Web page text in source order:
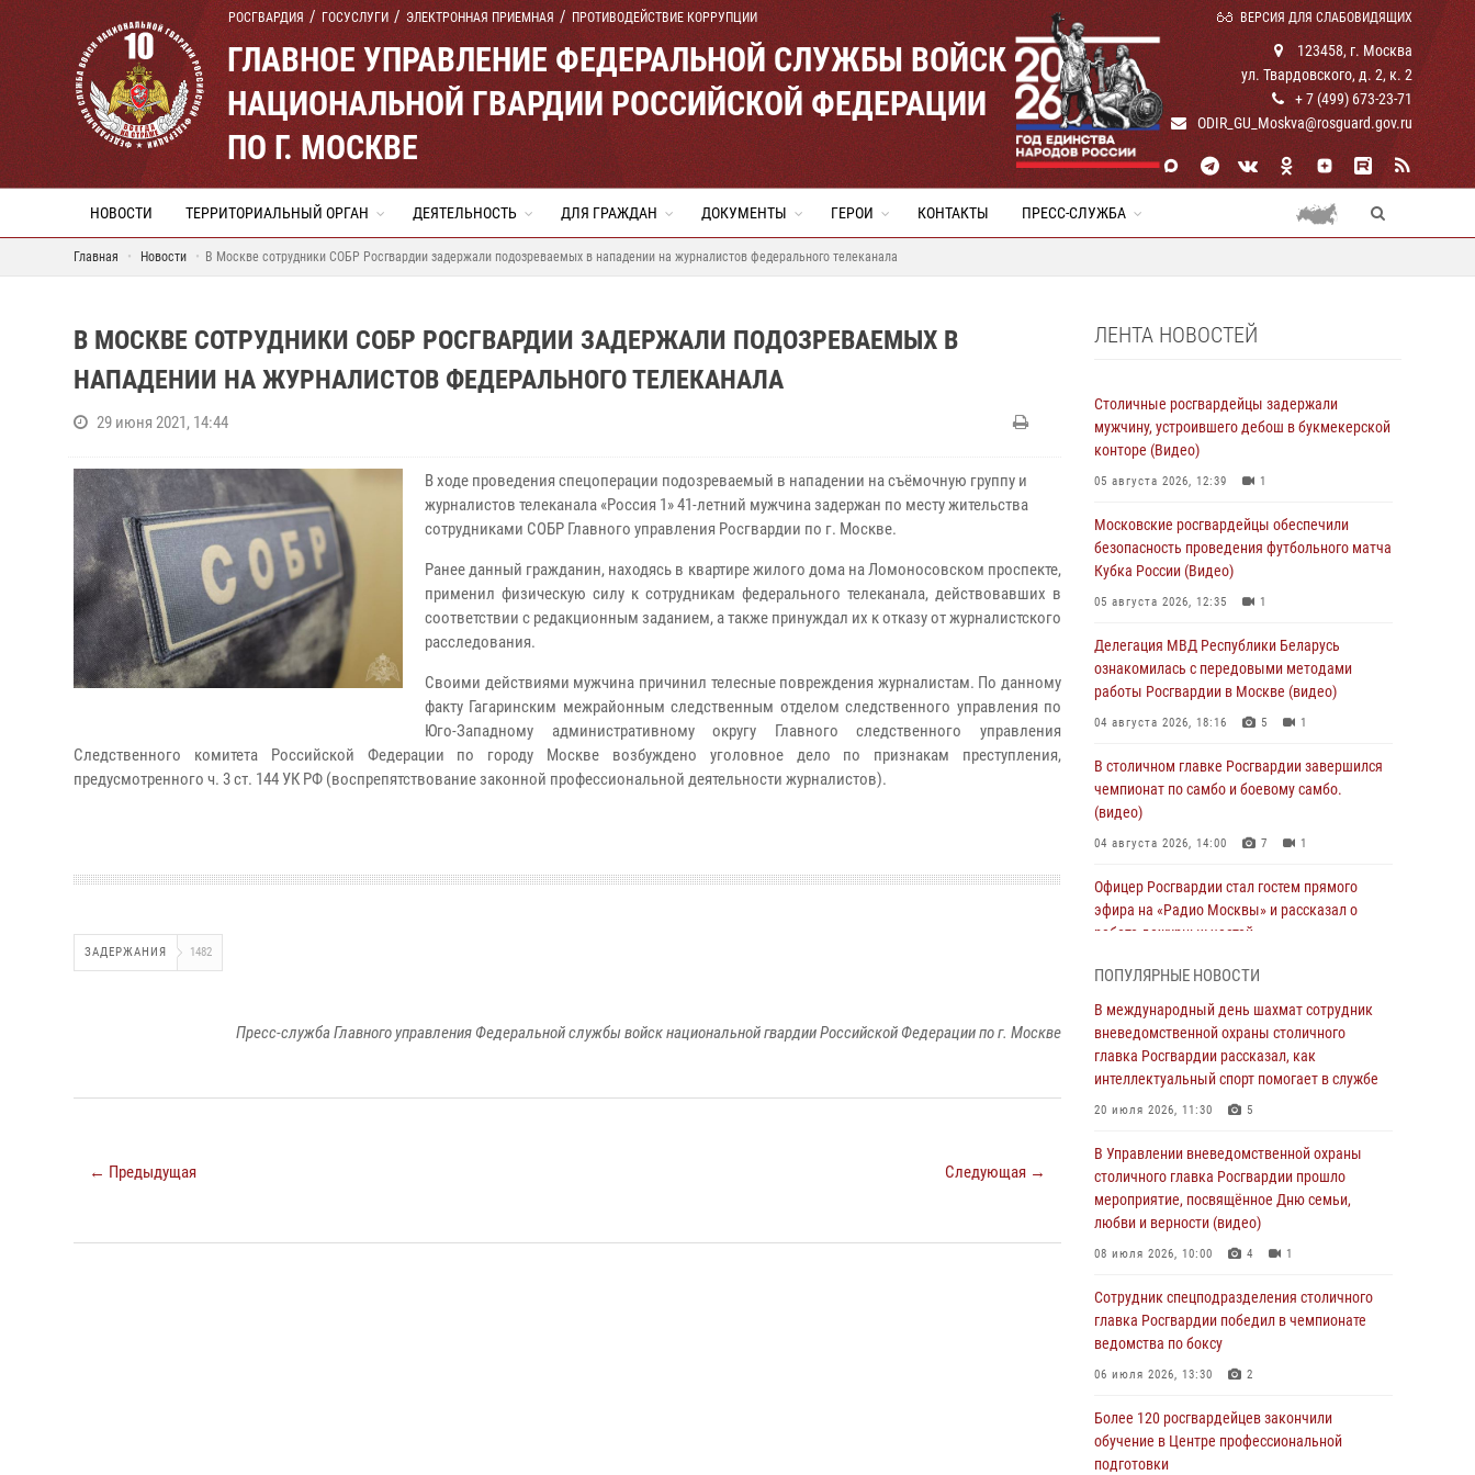
РОСГВАРДИЯ ГОСУСЛУГИ ЭЛЕКТРОННАЯ ПРИЕМНАЯ ПРОТИВОДЕЙСТВИЕ КОРРУПЦИИ ВЕРСИЯ ДЛЯ СЛАБОВИДЯЩИХ
ГЛАВНОЕ УПРАВЛЕНИЕ ФЕДЕРАЛЬНОЙ СЛУЖБЫ ВОЙСК
НАЦИОНАЛЬНОЙ ГВАРДИИ РОССИЙСКОЙ ФЕДЕРАЦИИ
ПО Г. МОСКВЕ
123458, г. Москва
ул. Твардовского, д. 2, к. 2
+ 7 (499) 673-23-71
ODIR_GU_Moskva@rosguard.gov.ru
НОВОСТИ ТЕРРИТОРИАЛЬНЫЙ ОРГАН ДЕЯТЕЛЬНОСТЬ ДЛЯ ГРАЖДАН ДОКУМЕНТЫ ГЕРОИ КОНТАКТЫ ПРЕСС-СЛУЖБА
Главная Новости В Москве сотрудники СОБР Росгвардии задержали подозреваемых в нападении на журналистов федерального телеканала
В МОСКВЕ СОТРУДНИКИ СОБР РОСГВАРДИИ ЗАДЕРЖАЛИ ПОДОЗРЕВАЕМЫХ В
НАПАДЕНИИ НА ЖУРНАЛИСТОВ ФЕДЕРАЛЬНОГО ТЕЛЕКАНАЛА
29 июня 2021, 14:44
В ходе проведения спецоперации подозреваемый в нападении на съёмочную группу и
журналистов телеканала «Россия 1» 41-летний мужчина задержан по месту жительства
сотрудниками СОБР Главного управления Росгвардии по г. Москве.
Ранее данный гражданин, находясь в квартире жилого дома на Ломоносовском проспекте,
применил физическую силу к сотрудникам федерального телеканала, действовавших в
соответствии с редакционным заданием, а также принуждал их к отказу от журналистского
расследования.
Своими действиями мужчина причинил телесные повреждения журналистам. По данному
факту Гагаринским межрайонным следственным отделом следственного управления по
Юго-Западному административному округу Главного следственного управления
Следственного комитета Российской Федерации по городу Москве возбуждено уголовное дело по признакам преступления,
предусмотренного ч. 3 ст. 144 УК РФ (воспрепятствование законной профессиональной деятельности журналистов).
ЗАДЕРЖАНИЯ 1482
Пресс-служба Главного управления Федеральной службы войск национальной гвардии Российской Федерации по г. Москве
← Предыдущая Следующая →
ЛЕНТА НОВОСТЕЙ
Столичные росгвардейцы задержали
мужчину, устроившего дебош в букмекерской
конторе (Видео)
05 августа 2026, 12:39 1
Московские росгвардейцы обеспечили
безопасность проведения футбольного матча
Кубка России (Видео)
05 августа 2026, 12:35 1
Делегация МВД Республики Беларусь
ознакомилась с передовыми методами
работы Росгвардии в Москве (видео)
04 августа 2026, 18:16 5 1
В столичном главке Росгвардии завершился
чемпионат по самбо и боевому самбо.
(видео)
04 августа 2026, 14:00 7 1
Офицер Росгвардии стал гостем прямого
эфира на «Радио Москвы» и рассказал о
работе дежурных частей
В Москве росгвардейцы задержали
подозреваемого в нападении на охранника
торгового центра (видео)
04 августа 2026, 08:26 1
Москве подвели итоги работы
подразделений за прошедший месяц
03 августа 2026, 13:00
На востоке Москвы сотрудники Росгвардии
федеральном розыске (видео)
03 августа 2026, 12:00 1
Росгвардия обеспечила правопорядок во
десантных войск в Москве (видео)
03 августа 2026, 08:00 1
ПОПУЛЯРНЫЕ НОВОСТИ
В международный день шахмат сотрудник
вневедомственной охраны столичного
главка Росгвардии рассказал, как
интеллектуальный спорт помогает в службе
20 июля 2026, 11:30 5
В Управлении вневедомственной охраны
столичного главка Росгвардии прошло
мероприятие, посвящённое Дню семьи,
любви и верности (видео)
08 июля 2026, 10:00 4 1
Сотрудник спецподразделения столичного
главка Росгвардии победил в чемпионате
ведомства по боксу
06 июля 2026, 13:30 2
Более 120 росгвардейцев закончили
обучение в Центре профессиональной
подготовки